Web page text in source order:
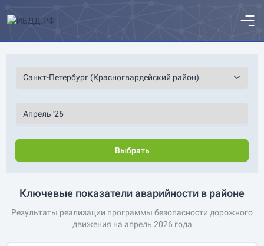
Выбрать
Ключевые показатели аварийности в районе
Результаты реализации программы безопасности дорожного
движения на апрель 2026 года